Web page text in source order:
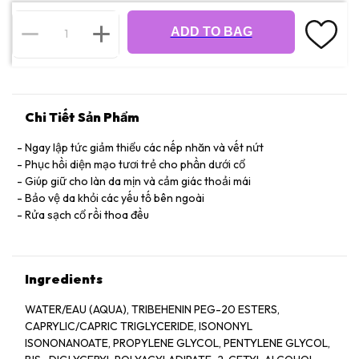
ADD TO BAG
Chi Tiết Sản Phẩm
Ngay lập tức giảm thiểu các nếp nhăn và vết nứt
Phục hồi diện mạo tươi trẻ cho phần dưới cổ
Giúp giữ cho làn da mịn và cảm giác thoải mái
Bảo vệ da khỏi các yếu tố bên ngoài
Rửa sạch cổ rồi thoa đều
Ingredients
WATER/EAU (AQUA), TRIBEHENIN PEG-20 ESTERS,
CAPRYLIC/CAPRIC TRIGLYCERIDE, ISONONYL
ISONONANOATE, PROPYLENE GLYCOL, PENTYLENE GLYCOL,